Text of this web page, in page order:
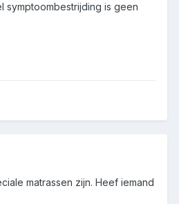
symptoombestrijding is geen
matrassen zijn. Heef iemand